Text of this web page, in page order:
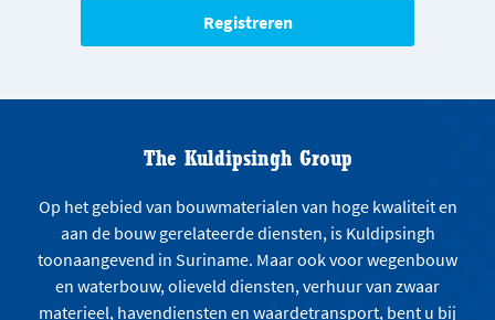
The Kuldipsingh Group
Op het gebied van bouwmaterialen van hoge kwaliteit en
aan de bouw gerelateerde diensten, is Kuldipsingh
toonaangevend in Suriname. Maar ook voor wegenbouw
en waterbouw, olieveld diensten, verhuur van zwaar
materieel, havendiensten en waardetransport, bent u bij